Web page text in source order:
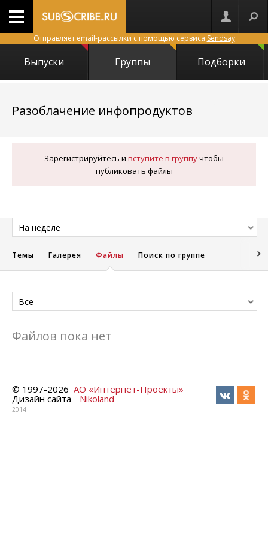
Отправляет email-рассылки с помощью сервиса Sendsay
Выпуски Группы Подборки
Разоблачение инфопродуктов
Зарегистрируйтесь и вступите в группучтобы
публиковать файлы
На неделе
Темы Галерея Файлы Поиск по группе
Все
Файлов пока нет
© 1997-2026 АО «Интернет-Проекты»
Дизайн сайта - Nikoland
2014